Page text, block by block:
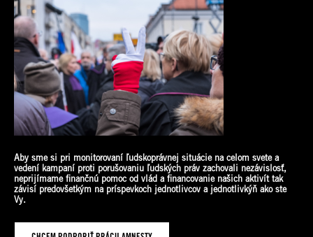
Aby sme si pri monitorovaní ľudskoprávnej situácie na celom svete a
vedení kampaní proti porušovaniu ľudských práv zachovali nezávislosť,
neprijímame finančnú pomoc od vlád a financovanie našich aktivít tak
závisí predovšetkým na príspevkoch jednotlivcov a jednotlivkýň ako ste
Vy.